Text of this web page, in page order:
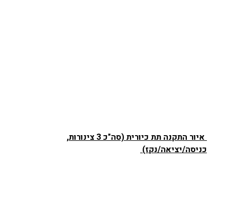
איור התקנה תת כיורית (סה"כ 3 צינורות,
כניסה/יציאה/נקז)